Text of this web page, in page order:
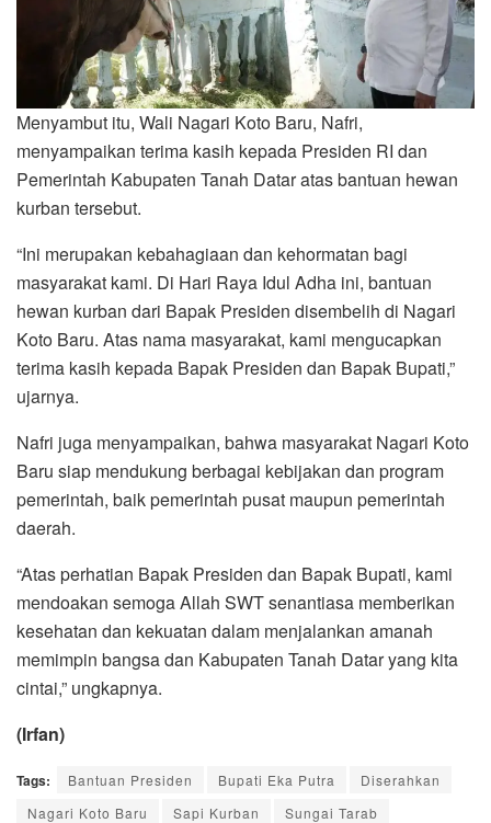
Menyambut itu, Wali Nagari Koto Baru, Nafri,
menyampaikan terima kasih kepada Presiden RI dan
Pemerintah Kabupaten Tanah Datar atas bantuan hewan
kurban tersebut.
“Ini merupakan kebahagiaan dan kehormatan bagi
masyarakat kami. Di Hari Raya Idul Adha ini, bantuan
hewan kurban dari Bapak Presiden disembelih di Nagari
Koto Baru. Atas nama masyarakat, kami mengucapkan
terima kasih kepada Bapak Presiden dan Bapak Bupati,”
ujarnya.
Nafri juga menyampaikan, bahwa masyarakat Nagari Koto
Baru siap mendukung berbagai kebijakan dan program
pemerintah, baik pemerintah pusat maupun pemerintah
daerah.
“Atas perhatian Bapak Presiden dan Bapak Bupati, kami
mendoakan semoga Allah SWT senantiasa memberikan
kesehatan dan kekuatan dalam menjalankan amanah
memimpin bangsa dan Kabupaten Tanah Datar yang kita
cintai,” ungkapnya.
(Irfan)
Tags: Bantuan Presiden Bupati Eka Putra
Diserahkan
Nagari Koto Baru
Sapi Kurban Sungai Tarab